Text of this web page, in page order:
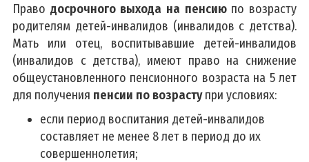
Право досрочного выхода на пенсиюпо возрасту
родителям детей-инвалидов (инвалидов с детства).
Мать или отец, воспитывавшие детей-инвалидов
(инвалидов с детства), имеют право на снижение
общеустановленного пенсионного возраста на 5 лет
для получения пенсии по возраступри условиях:
если период воспитания детей-инвалидов
составляет не менее 8 лет в период до их
совершеннолетия;